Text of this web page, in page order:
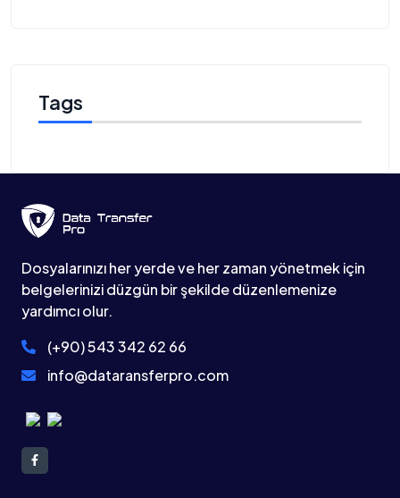
Tags
Dosyalarınızı her yerde ve her zaman yönetmek için
belgelerinizi düzgün bir şekilde düzenlemenize
yardımcı olur.
(+90) 543 342 62 66
info@dataransferpro.com